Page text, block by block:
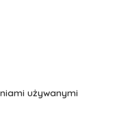
używanymi